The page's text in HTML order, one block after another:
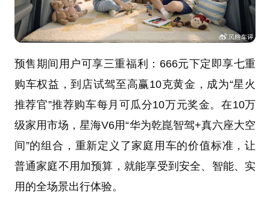
预售期间用户可享三重福利：666元下定即享七重
购车权益，到店试驾至高赢10克黄金，成为“星火
推荐官”推荐购车每月可瓜分10万元奖金。在10万
级家用市场，星海V6用“华为乾崑智驾+真六座大空
间”的组合，重新定义了家庭用车的价值标准，让
普通家庭不用加预算，就能享受到安全、智能、实
用的全场景出行体验。